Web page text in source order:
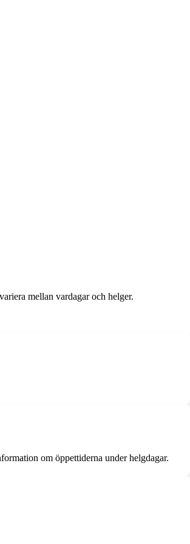
mellan vardagar och helger.
om öppettiderna under helgdagar.